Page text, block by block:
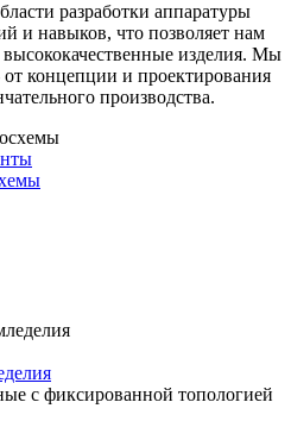
разработки аппаратуры
и навыков, что позволяет нам
изделия. Мы
концепции и проектирования
производства.